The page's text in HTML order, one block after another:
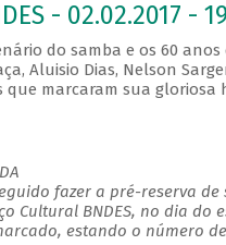
- 02.02.2017 -
do samba e os 60
Aluisio Dias, Nelson
que marcaram sua gloriosa
fazer a pré-reserva
Cultural BNDES, no dia
estando o número